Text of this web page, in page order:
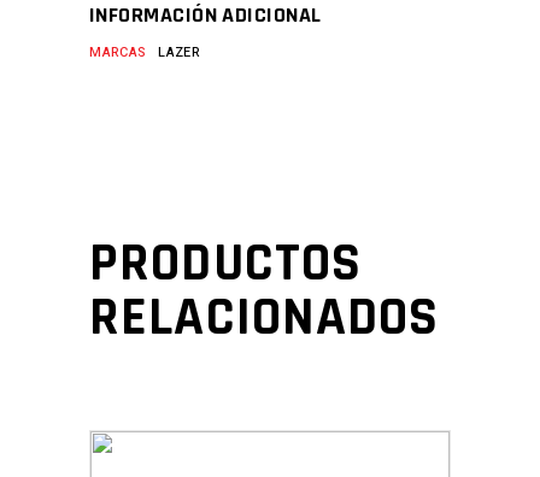
INFORMACIÓN ADICIONAL
MARCAS LAZER
PRODUCTOS
RELACIONADOS